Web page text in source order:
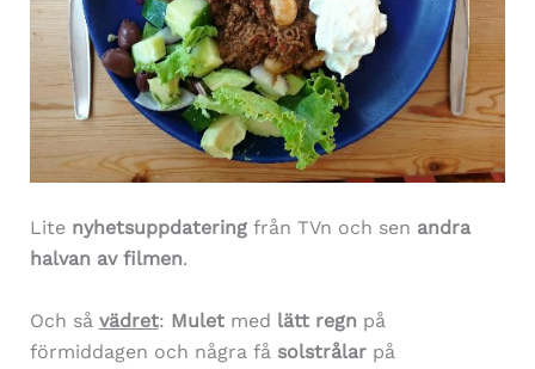
Lite nyhetsuppdateringfrån TVn och sen andra
halvan av filmen.
Och så vädret: Muletmed lätt regn på
förmiddagen och några få solstrålarpå